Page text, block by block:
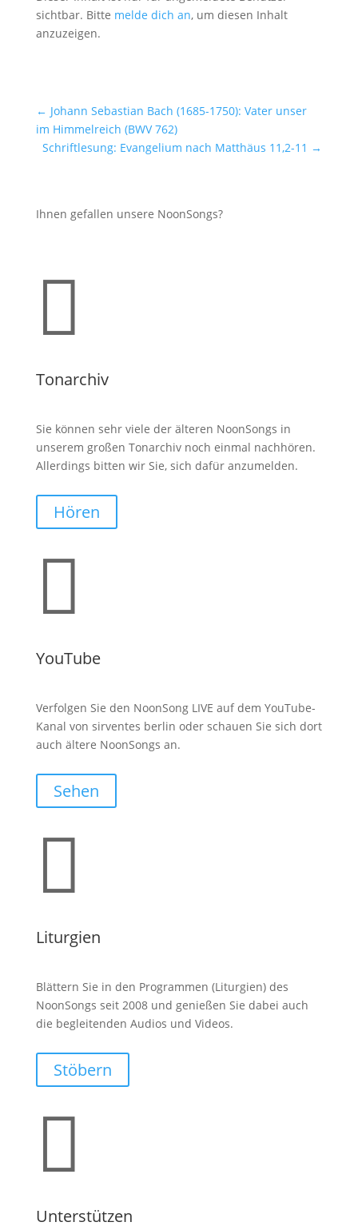
sichtbar. Bitte melde dich an, um diesen Inhalt
anzuzeigen.
← Johann Sebastian Bach (1685-1750): Vater unser
im Himmelreich (BWV 762)
Schriftlesung: Evangelium nach Matthäus 11,2-11 →
Ihnen gefallen unsere NoonSongs?

Tonarchiv
Sie können sehr viele der älteren NoonSongs in
unserem großen Tonarchiv noch einmal nachhören.
Allerdings bitten wir Sie, sich dafür anzumelden.
Hören

YouTube
Verfolgen Sie den NoonSong LIVE auf dem YouTube-
Kanal von sirventes berlin oder schauen Sie sich dort
auch ältere NoonSongs an.
Sehen

Liturgien
Blättern Sie in den Programmen (Liturgien) des
NoonSongs seit 2008 und genießen Sie dabei auch
die begleitenden Audios und Videos.
Stöbern

Unterstützen